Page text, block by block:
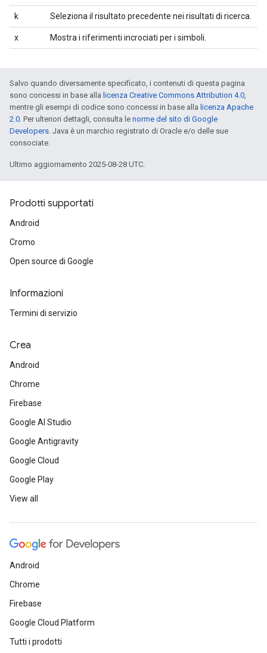
k Seleziona il risultato precedente nei risultati di ricerca.
x Mostra i riferimenti incrociati per i simboli.
Salvo quando diversamente specificato, i contenuti di questa pagina
sono concessi in base alla licenza Creative Commons Attribution 4.0,
mentre gli esempi di codice sono concessi in base alla licenza Apache
2.0. Per ulteriori dettagli, consulta le norme del sito di Google
Developers. Java è un marchio registrato di Oracle e/o delle sue
consociate.
Ultimo aggiornamento 2025-08-28 UTC.
Prodotti supportati
Android
Cromo
Open source di Google
Informazioni
Termini di servizio
Crea
Android
Chrome
Firebase
Google AI Studio
Google Antigravity
Google Cloud
Google Play
View all
Android
Chrome
Firebase
Google Cloud Platform
Tutti i prodotti